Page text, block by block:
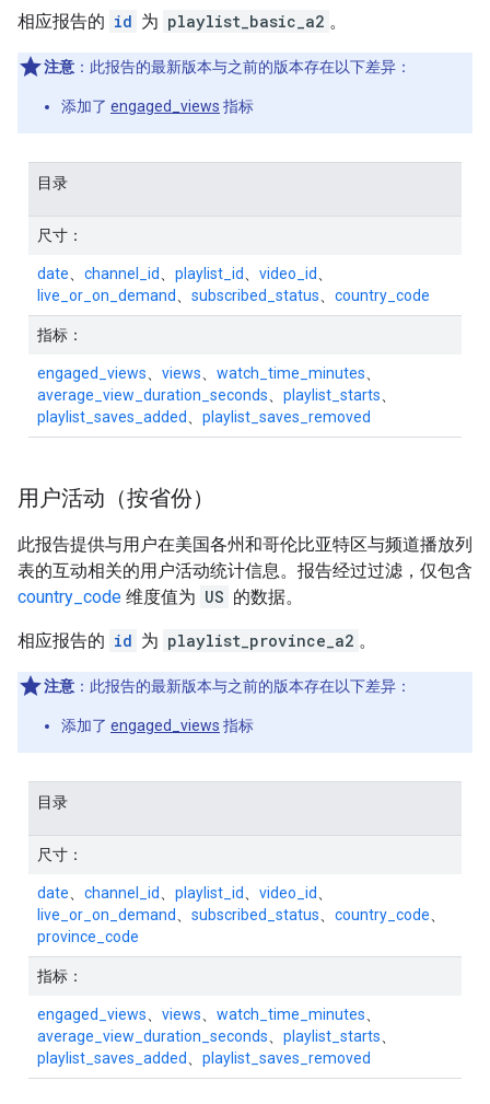
相应报告的 id 为 playlist_basic_a2 。
注意 ：此报告的最新版本与之前的版本存在以下差异：
添加了 engaged_views 指标
目录
尺寸：
date channel_id playlist_id video_id
live_or_on_demand
subscribed_status country_code
指标：
engaged_views views watch_time_minutes
average_view_duration_seconds
playlist_starts
playlist_saves_added
playlist_saves_removed
用户活动（按省份）
此报告提供与用户在美国各州和哥伦比亚特区与频道播放列
表的互动相关的用户活动统计信息。报告经过过滤，仅包含
country_code 维度值为 US 的数据。
相应报告的 id 为 playlist_province_a2 。
注意 ：此报告的最新版本与之前的版本存在以下差异：
添加了 engaged_views 指标
目录
尺寸：
date channel_id playlist_id video_id
live_or_on_demand
subscribed_status country_code
province_code
指标：
engaged_views views watch_time_minutes
average_view_duration_seconds
playlist_starts
playlist_saves_added
playlist_saves_removed